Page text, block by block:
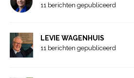
11 berichten gepubliceerd
LEVIE WAGENHUIS
11 berichten gepubliceerd